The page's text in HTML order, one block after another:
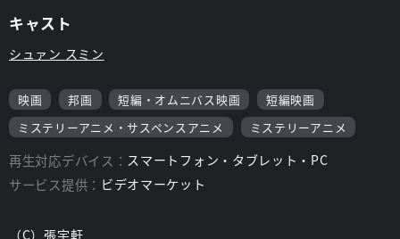
キャスト
シュァン スミン
映画 邦画 短編・オムニバス映画
短編映画
ミステリーアニメ・サスペンスアニメ
ミステリーアニメ
再生対応デバイス： スマートフォン・タブレット・PC
サービス提供： ビデオマーケット
（C）張宇軒